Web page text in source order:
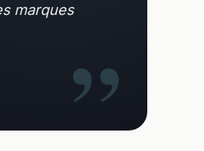
marques